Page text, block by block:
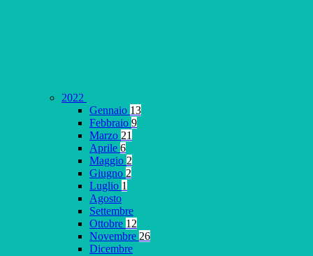
2022
Gennaio 13
Febbraio 9
Marzo 21
Aprile 6
Maggio 2
Giugno 2
Luglio 1
Agosto
Settembre
Ottobre 12
Novembre 26
Dicembre